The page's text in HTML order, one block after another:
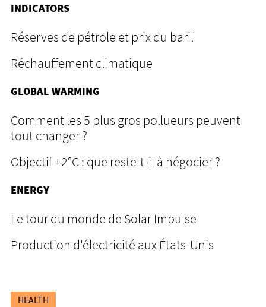
INDICATORS
Réserves de pétrole et prix du baril
Réchauffement climatique
GLOBAL WARMING
Comment les 5 plus gros pollueurs peuvent
tout changer ?
Objectif +2°C : que reste-t-il à négocier ?
ENERGY
Le tour du monde de Solar Impulse
Production d'électricité aux États-Unis
HEALTH